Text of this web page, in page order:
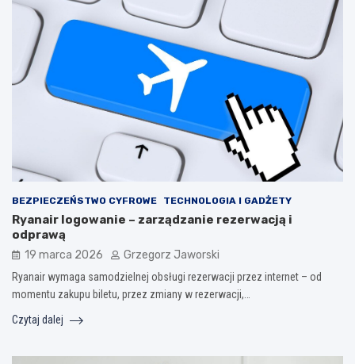
BEZPIECZEŃSTWO CYFROWE TECHNOLOGIA I GADŻETY
Ryanair logowanie – zarządzanie rezerwacją i
odprawą
19 marca 2026 Grzegorz Jaworski
Ryanair wymaga samodzielnej obsługi rezerwacji przez internet – od
momentu zakupu biletu, przez zmiany w rezerwacji,…
Czytaj dalej